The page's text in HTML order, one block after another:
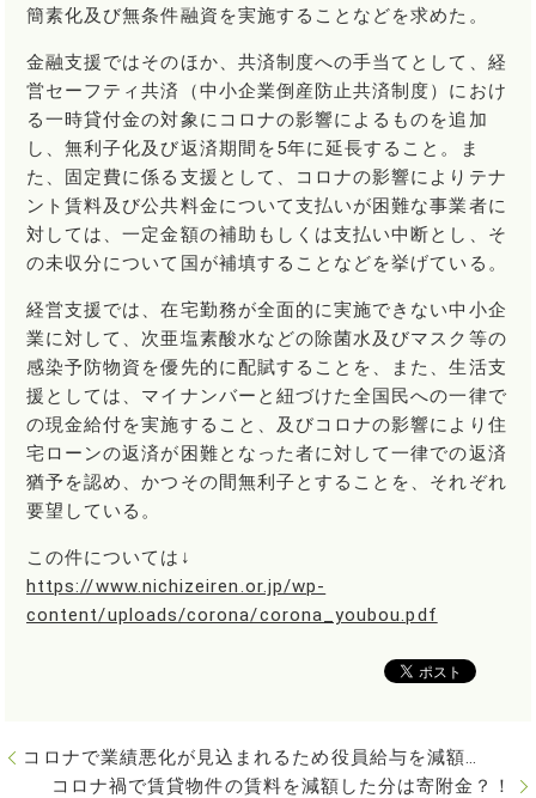
簡素化及び無条件融資を実施することなどを求めた。
金融支援ではそのほか、共済制度への手当てとして、経
営セーフティ共済（中小企業倒産防止共済制度）におけ
る一時貸付金の対象にコロナの影響によるものを追加
し、無利子化及び返済期間を5年に延長すること。ま
た、固定費に係る支援として、コロナの影響によりテナ
ント賃料及び公共料金について支払いが困難な事業者に
対しては、一定金額の補助もしくは支払い中断とし、そ
の未収分について国が補填することなどを挙げている。
経営支援では、在宅勤務が全面的に実施できない中小企
業に対して、次亜塩素酸水などの除菌水及びマスク等の
感染予防物資を優先的に配賦することを、また、生活支
援としては、マイナンバーと紐づけた全国民への一律で
の現金給付を実施すること、及びコロナの影響により住
宅ローンの返済が困難となった者に対して一律での返済
猶予を認め、かつその間無利子とすることを、それぞれ
要望している。
この件については↓
https://www.nichizeiren.or.jp/wp-
content/uploads/corona/corona_youbou.pdf
コロナで業績悪化が見込まれるため役員給与を減額…
コロナ禍で賃貸物件の賃料を減額した分は寄附金？！